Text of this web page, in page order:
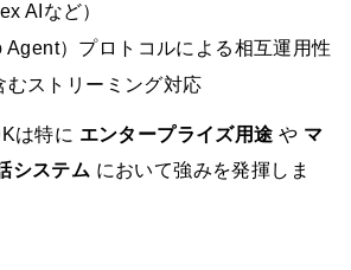
AIなど）
）プロトコルによる相互運用性
むストリーミング対応
は特に エンタープライズ用途 や マ
システム において強みを発揮しま